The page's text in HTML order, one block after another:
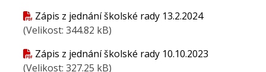
Zápis z jednání školské rady 13.2.2024
(Velikost: 344.82 kB)
Zápis z jednání školské rady 10.10.2023
(Velikost: 327.25 kB)